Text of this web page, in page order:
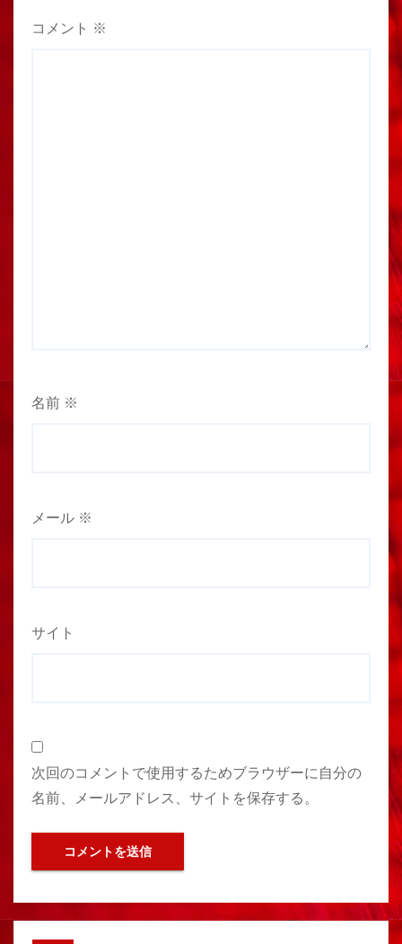
コメント ※
名前 ※
メール ※
サイト
次回のコメントで使用するためブラウザーに自分の
名前、メールアドレス、サイトを保存する。